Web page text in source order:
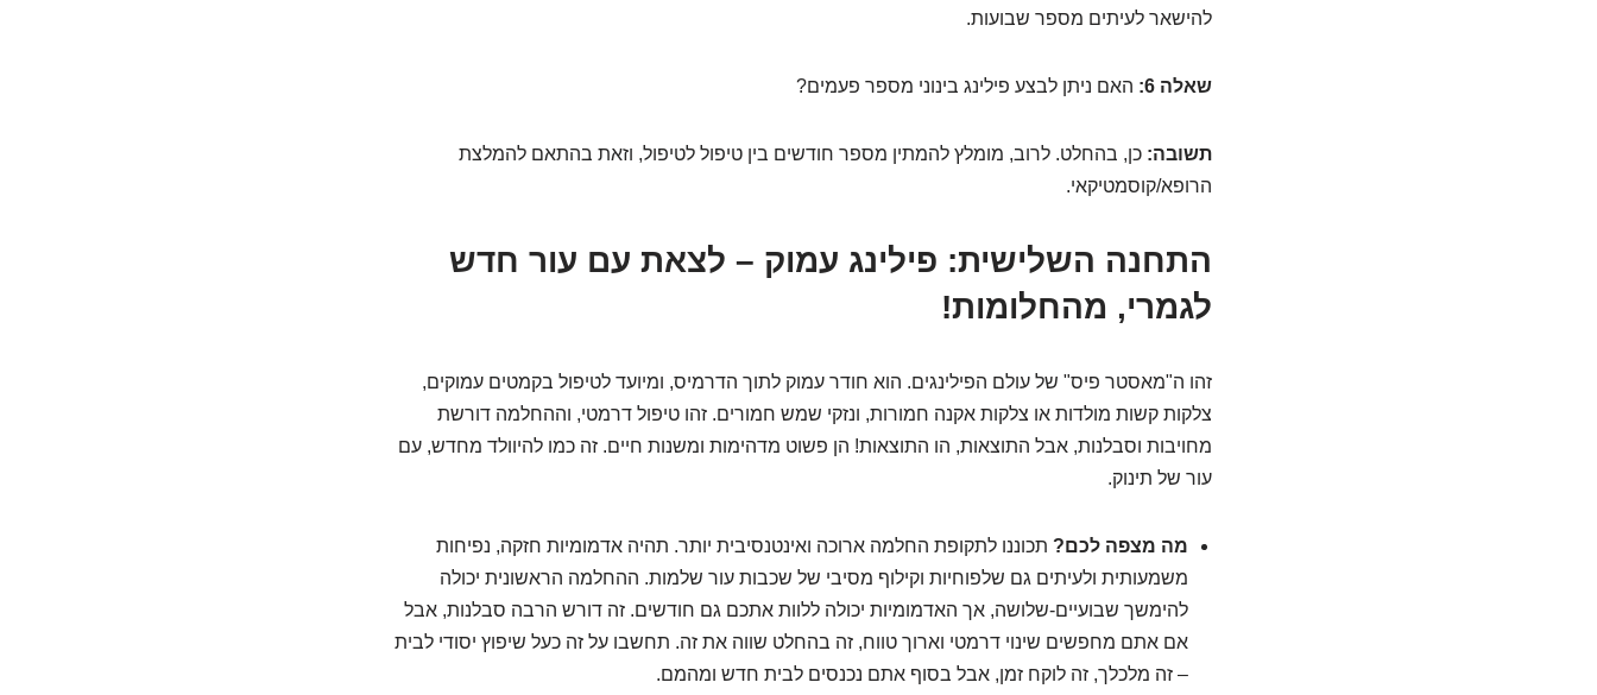
להישאר לעיתים מספר שבועות.
שאלה 6: האם ניתן לבצע פילינג בינוני מספר פעמים?
תשובה: כן, בהחלט. לרוב, מומלץ להמתין מספר חודשים בין טיפול לטיפול, וזאת בהתאם להמלצת
הרופא/קוסמטיקאי.
התחנה השלישית: פילינג עמוק – לצאת עם עור חדש
לגמרי, מהחלומות!
זהו ה"מאסטר פיס" של עולם הפילינגים. הוא חודר עמוק לתוך הדרמיס, ומיועד לטיפול בקמטים עמוקים,
צלקות קשות מולדות או צלקות אקנה חמורות, ונזקי שמש חמורים. זהו טיפול דרמטי, וההחלמה דורשת
מחויבות וסבלנות, אבל התוצאות, הו התוצאות! הן פשוט מדהימות ומשנות חיים. זה כמו להיוולד מחדש, עם
עור של תינוק.
מה מצפה לכם? תכוננו לתקופת החלמה ארוכה ואינטנסיבית יותר. תהיה אדמומיות חזקה, נפיחות
משמעותית ולעיתים גם שלפוחיות וקילוף מסיבי של שכבות עור שלמות. ההחלמה הראשונית יכולה
להימשך שבועיים-שלושה, אך האדמומיות יכולה ללוות אתכם גם חודשים. זה דורש הרבה סבלנות, אבל
אם אתם מחפשים שינוי דרמטי וארוך טווח, זה בהחלט שווה את זה. תחשבו על זה כעל שיפוץ יסודי לבית
– זה מלכלך, זה לוקח זמן, אבל בסוף אתם נכנסים לבית חדש ומהמם.